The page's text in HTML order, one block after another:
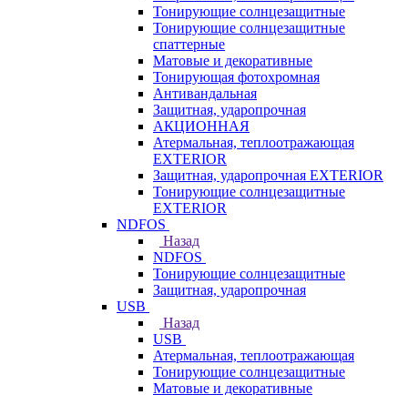
Тонирующие солнцезащитные
Тонирующие солнцезащитные
спаттерные
Матовые и декоративные
Тонирующая фотохромная
Антивандальная
Защитная, ударопрочная
АКЦИОННАЯ
Атермальная, теплоотражающая
EXTERIOR
Защитная, ударопрочная EXTERIOR
Тонирующие солнцезащитные
EXTERIOR
NDFOS
Назад
NDFOS
Тонирующие солнцезащитные
Защитная, ударопрочная
USB
Назад
USB
Атермальная, теплоотражающая
Тонирующие солнцезащитные
Матовые и декоративные